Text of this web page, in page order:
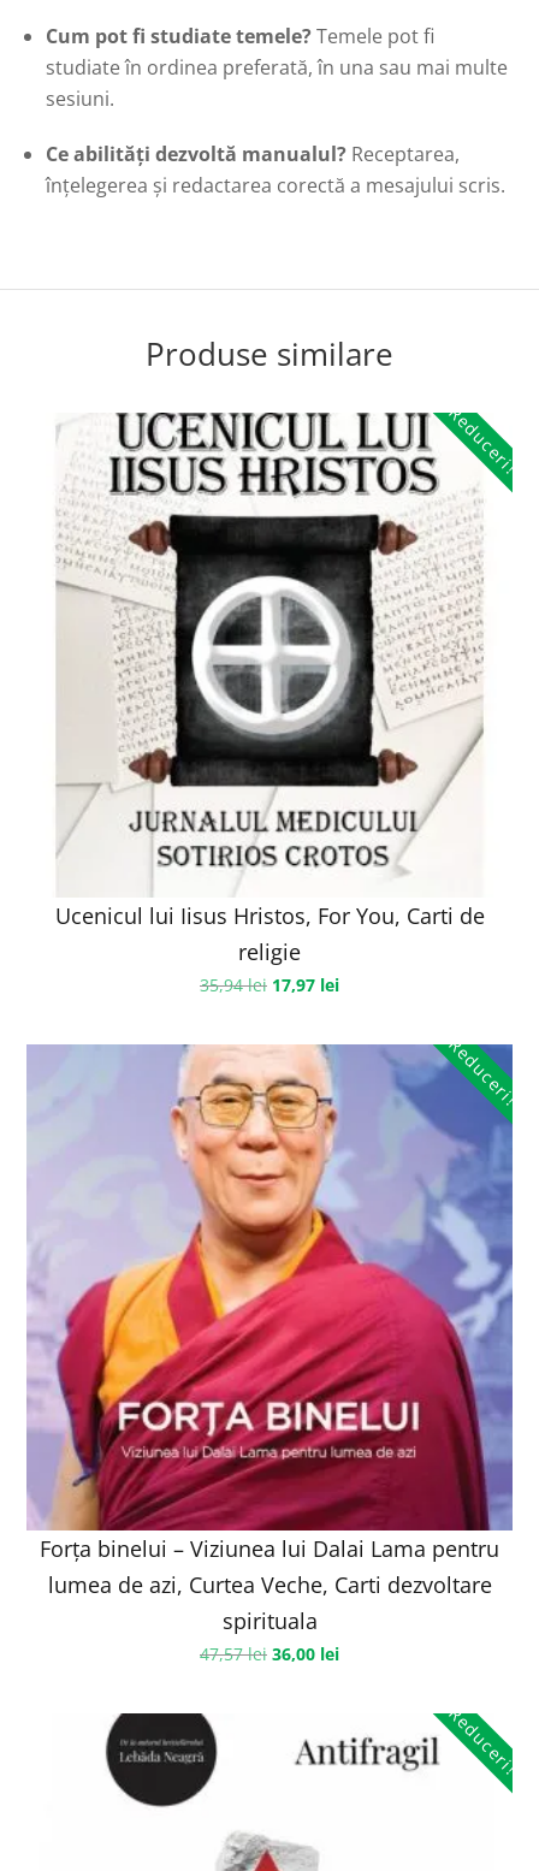
Cum pot fi studiate temele?Temele pot fi
studiate în ordinea preferată, în una sau mai multe
sesiuni.
Ce abilități dezvoltă manualul? Receptarea,
înțelegerea și redactarea corectă a mesajului scris.
Produse similare
Reduceri!
Ucenicul lui Iisus Hristos, For You, Carti de
religie
35,94lei 17,97 lei
Reduceri!
Forța binelui – Viziunea lui Dalai Lama pentru
lumea de azi, Curtea Veche, Carti dezvoltare
spirituala
47,57lei 36,00 lei
Reduceri!